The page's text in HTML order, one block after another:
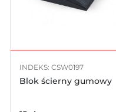
INDEKS: CSW0197
Blok ścierny gumowy